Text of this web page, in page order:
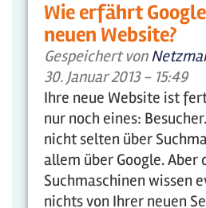
Wie erfährt
neuen Website?
Gespeichert von
30. Januar 2013 - 15:49
Ihre neue Website ist
nur noch eines:
nicht selten über
allem über Google. Aber
Suchmaschinen wissen
nichts von Ihrer neuen